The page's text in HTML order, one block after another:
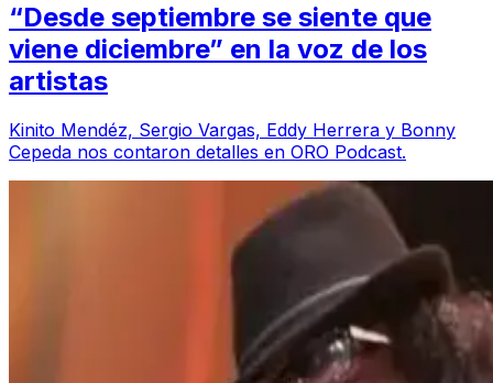
“Desde septiembre se siente que
viene diciembre” en la voz de los
artistas
Kinito Mendéz, Sergio Vargas, Eddy Herrera y Bonny
Cepeda nos contaron detalles en ORO Podcast.